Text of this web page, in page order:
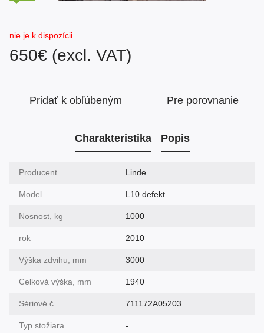
nie je k dispozícii
650€ (excl. VAT)
Pridať k obľúbeným Pre porovnanie
Charakteristika Popis
Producent Linde
Model L10 defekt
Nosnost, kg 1000
rok 2010
Výška zdvihu, mm 3000
Celková výška, mm 1940
Sériové č 711172A05203
Typ stožiara -